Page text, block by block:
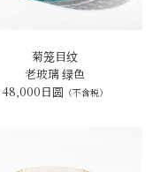
菊笼目纹
老玻璃 绿色
48,000日圆 （不含税）